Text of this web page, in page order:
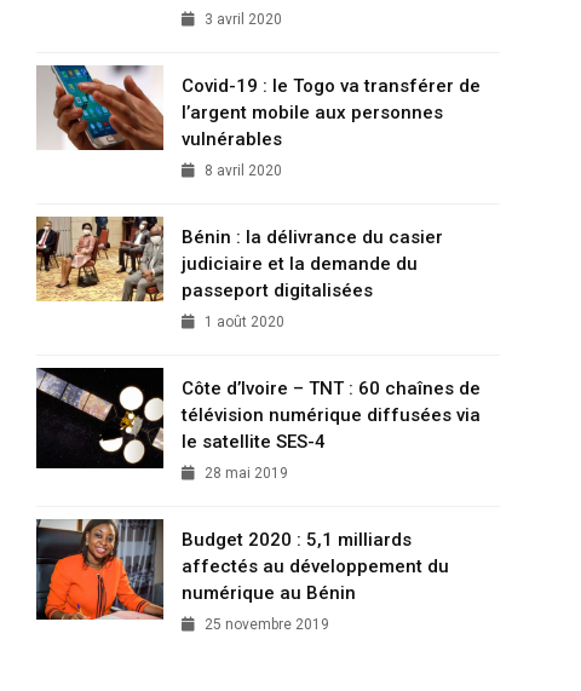
3 avril 2020
Covid-19 : le Togo va transférer de
l’argent mobile aux personnes
vulnérables
8 avril 2020
Bénin : la délivrance du casier
judiciaire et la demande du
passeport digitalisées
1 août 2020
Côte d’Ivoire – TNT : 60 chaînes de
télévision numérique diffusées via
le satellite SES-4
28 mai 2019
Budget 2020 : 5,1 milliards
affectés au développement du
numérique au Bénin
25 novembre 2019